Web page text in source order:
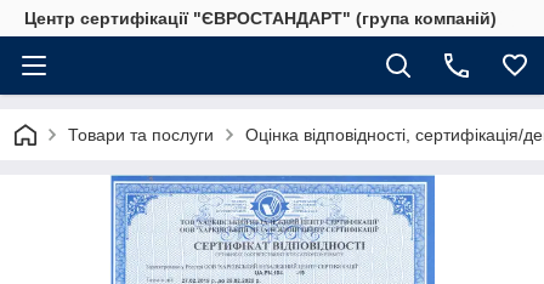
Центр сертифікації "ЄВРОСТАНДАРТ" (група компаній)
Товари та послуги Оцінка відповідності, сертифікація/